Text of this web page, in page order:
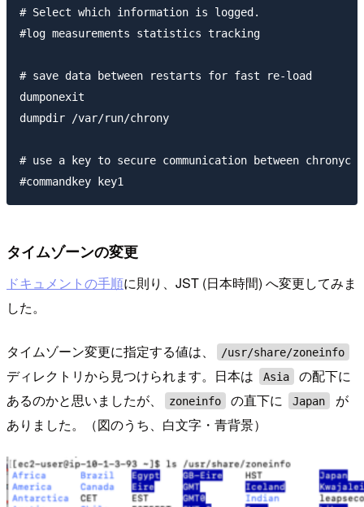
# Select which information is logged.
#log measurements statistics tracking
# save data between restarts for fast re-load
dumponexit
dumpdir /var/run/chrony
# use a key to secure communication between chronyc
タイムゾーンの変更
ドキュメントの手順に則り、JST (日本時間) へ変更してみま
した。
タイムゾーン変更に指定する値は、 /usr/share/zoneinfo
ディレクトリから見つけられます。日本は Asia
の配下に
あるのかと思いましたが、
zoneinfo の直下に Japan
が
ありました。（図のうち、白文字・青背景）